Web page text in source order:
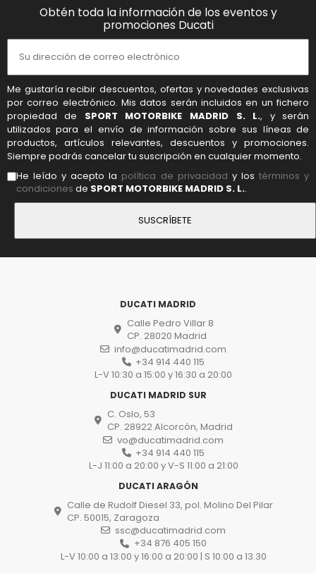
Obtén toda la información de los eventos y
promociones Ducati
Me gustaría recibir descuentos, ofertas y novedades exclusivas
por correo electrónico. Mis datos serán incluidos en un fichero
propiedad de SPORT MOTORBIKE MADRID S. L., y serán
utilizados para el envío de información sobre sus líneas de
productos, artículos relevantes, descuentos y promociones.
Siempre podrás cancelar tu suscripción en cualquier momento.
He leído y acepto la política de privacidad y lostérminos y
condiciones de SPORT MOTORBIKE MADRID S. L..
DUCATI MADRID
Calle Pedro Villar 8
CP. 28020 Madrid
info@ducatimadrid.com
+34 914 440 115
L-V 10:30 a 15:00 y 16:30 a 20:00
DUCATI MADRID SUR
C. Oslo, 53
CP. 28922 Alcorcón, Madrid
vo@ducatimadrid.com
+34 914 440 115
L-J 11:00 a 20:00 y V-S 11:00 a 21:00
DUCATI ARAGÓN
Calle de Rudolf Diesel 33, pol. Molino Del Pilar
CP. 50015, Zaragoza
ssc@ducatimadrid.com
+34 876 405 150
L-V 10:00 a 13:00 y 16:00 a 20:00 | S 10:00 a 13.30